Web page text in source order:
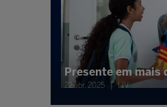
22 abr. 2025 LIV